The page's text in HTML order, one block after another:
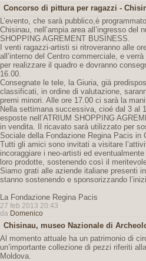
Concorso di pittura per ragazzi -
L’evento, che sarà pubblico,è
Chisinau, nell’ampia area all’ingresso del
SHOPPING AGREMENT BUSINESS.
I venti ragazzi-artisti si ritroveranno alle
all’interno del Centro commerciale, e
per realizzare il quadro e dovranno
16.00.
Consegnate le tele, la Giuria, già
classificati, in ordine di valutazione,
premi minori. Alle ore 17.00 ci sarà la
Nella settimana successiva, cioé dal 3 al
esposte nell’ATRIUM SHOPPING
in vendita. Il ricavato sarà utilizzato per
Sociale della Fondazione Regina Pacis in
Tutti gli amici sono invitati a visitare
incoraggiare i neo-artisti ed
loro prodotte, sostenendo così il
Siamo grati alle aziende italiane presenti
stanno sostenendo e sponsorizzando
La Fondazione Regina Pacis
27 feb 2013 20:43
da Domenico
Chisinau, museo Nazionale di
Al momento attuale ha un patrimonio di
un’importante collezione di pezzi riferiti
Moldova.